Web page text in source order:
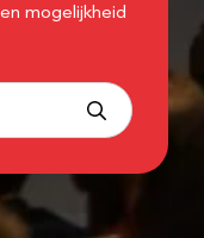
mogelijkheid